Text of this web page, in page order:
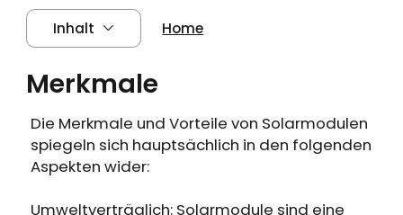
Limitierter!
Läuft auf Hochtouren!
Jackery-Mitgliedschaft für mehrere
Vorteile
Registrierung
über 2000€
Erhalten Sie regelmäßige Erinnerungen an
die Produktpflege
Erhalten Sie 15% Rabatt, sobald die
Inhalt Home
Merkmale
Die Merkmale und Vorteile von Solarmodulen
spiegeln sich hauptsächlich in den folgenden
Aspekten wider:
Umweltverträglich: Solarmodule sind eine